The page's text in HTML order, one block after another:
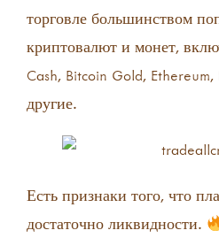
торговле большинством
криптовалют и монет,
Cash, Bitcoin Gold,
другие.
Есть признаки того, что
достаточно ликвидности.